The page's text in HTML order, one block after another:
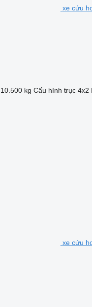
xe cứu
10.500 kg Cấu hình trục 4x2
xe cứu